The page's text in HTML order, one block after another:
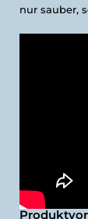
nur sauber,